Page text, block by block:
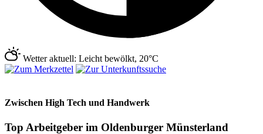
Wetter aktuell: Leicht bewölkt, 20°C
Zwischen High Tech und Handwerk
Top Arbeitgeber im Oldenburger Münsterland